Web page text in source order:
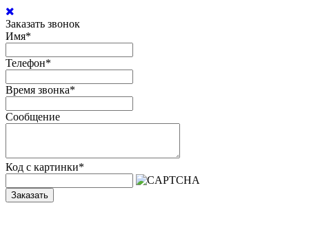
Заказать звонок
Имя*
Телефон*
Время звонка*
Сообщение
Код с картинки*
Заказать